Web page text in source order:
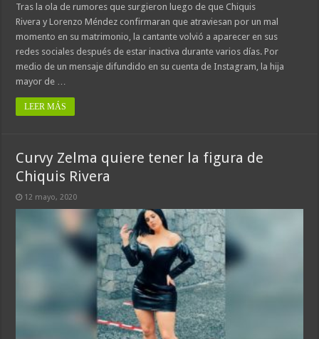
Tras la ola de rumores que surgieron luego de que Chiquis
Rivera y Lorenzo Méndez confirmaran que atraviesan por un mal
momento en su matrimonio, la cantante volvió a aparecer en sus
redes sociales después de estar inactiva durante varios días. Por
medio de un mensaje difundido en su cuenta de Instagram, la hija
mayor de …
LEER MÁS
Curvy Zelma quiere tener la figura de
Chiquis Rivera
12 mayo, 2020